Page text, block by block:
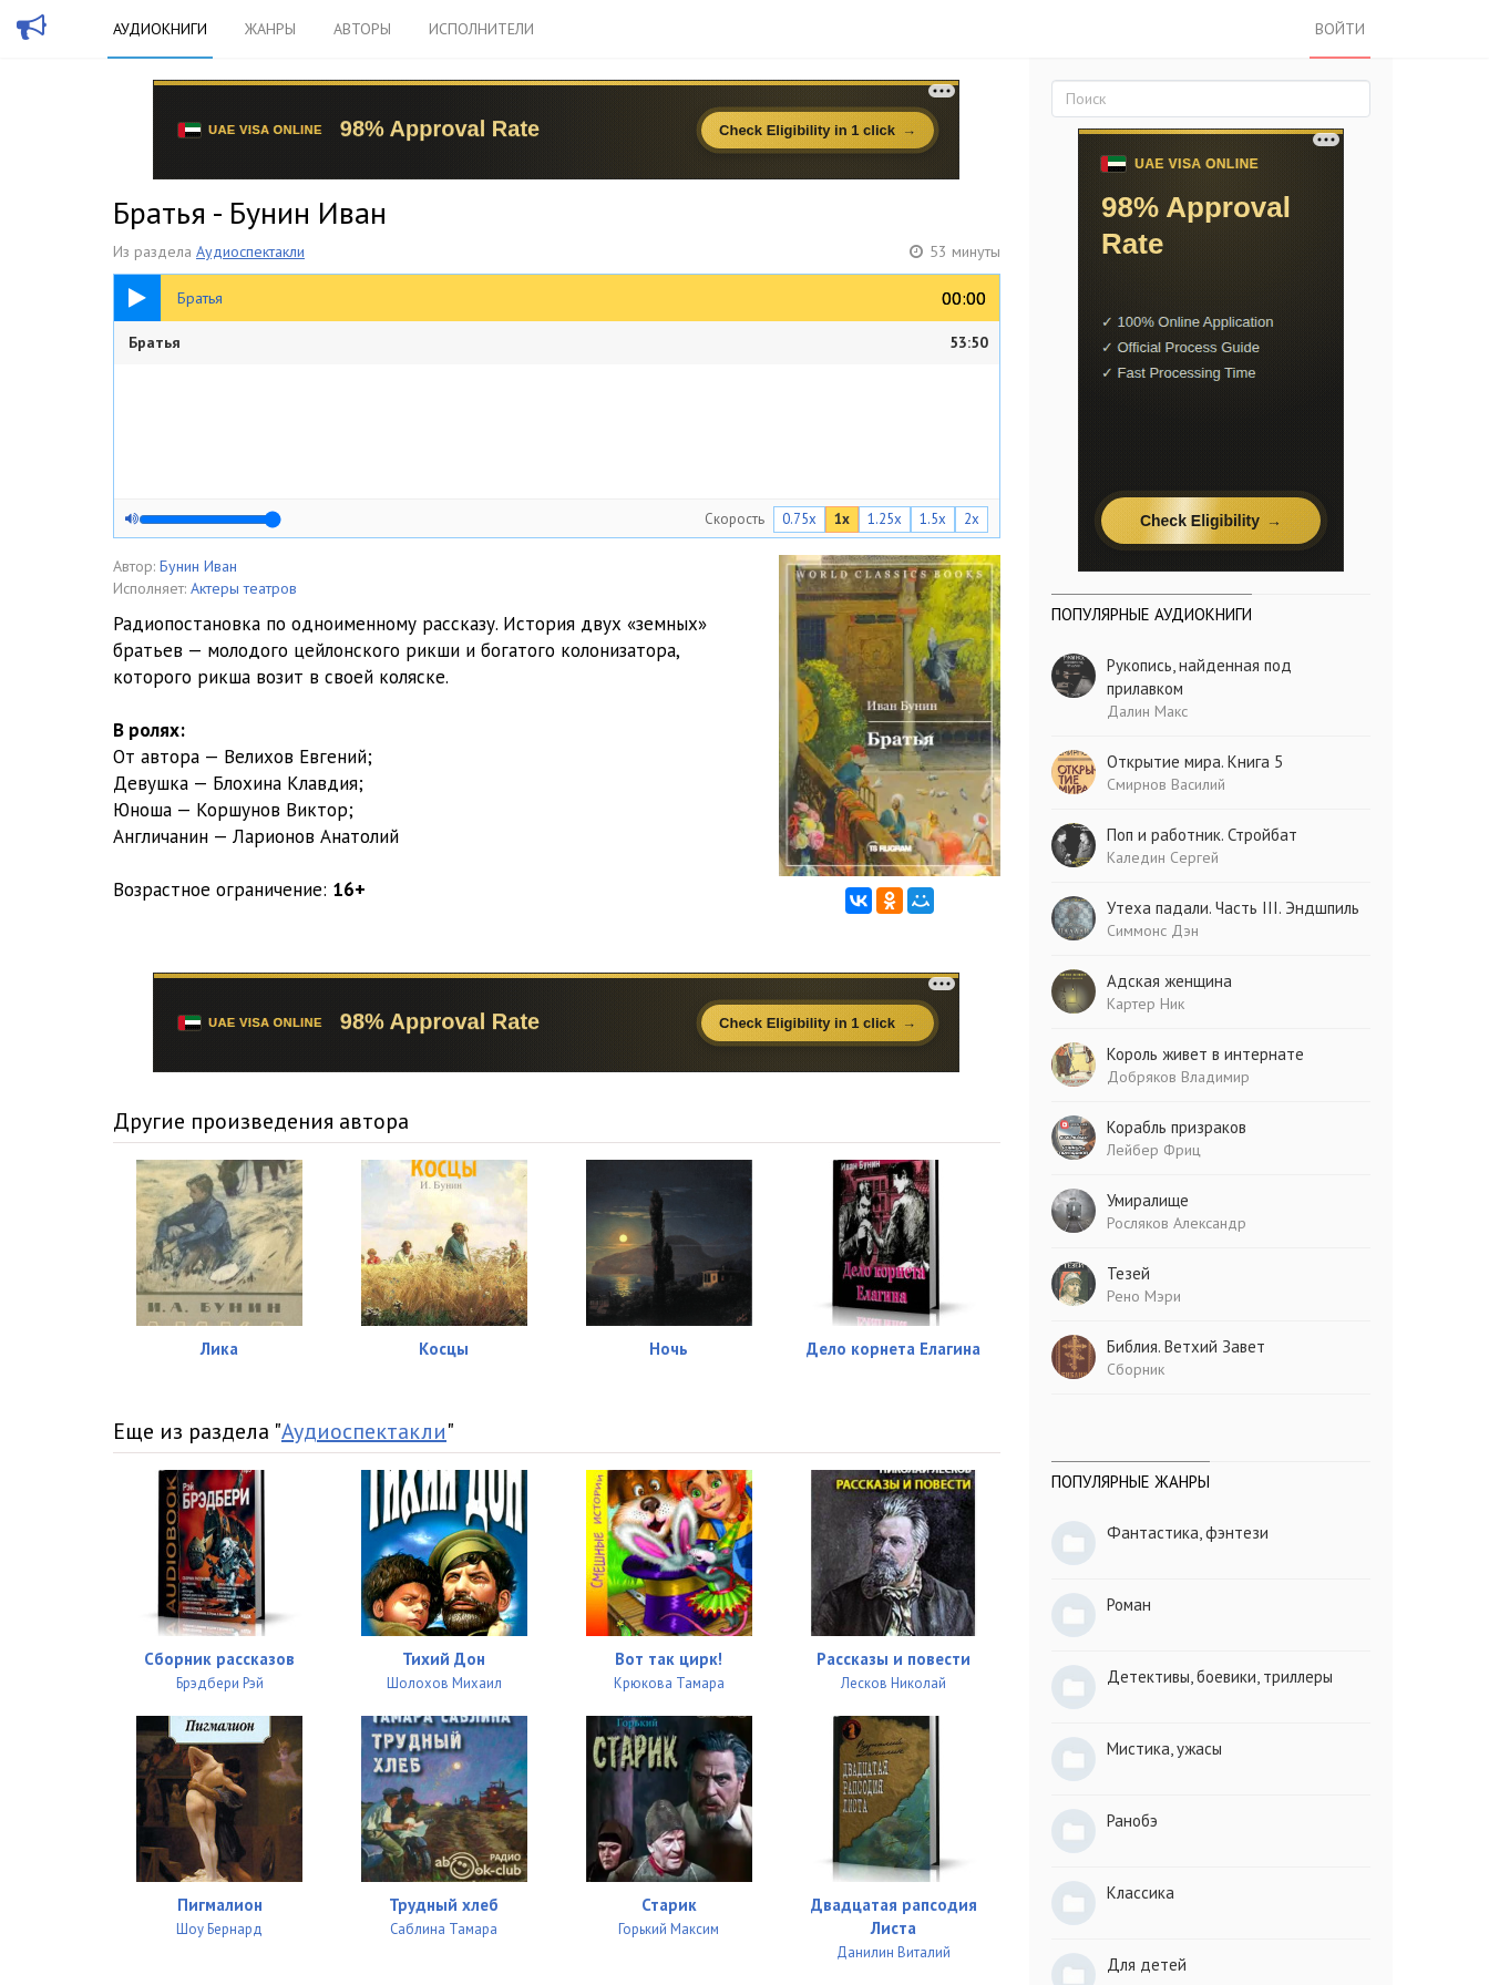
АУДИОКНИГИ ЖАНРЫ АВТОРЫ ИСПОЛНИТЕЛИ ВОЙТИ
Братья - Бунин Иван
Из раздела Аудиоспектакли 53 минуты
Братья 00:00
00:00
53:50
Братья 53:50
Скорость 0.75x 1x 1.25x 1.5x 2x
Автор: Бунин Иван
Исполняет: Актеры театров
Радиопостановка по одноименному рассказу. История двух «земных»
братьев — молодого цейлонского рикши и богатого колонизатора,
которого рикша возит в своей коляске.
В ролях:
От автора — Велихов Евгений;
Девушка — Блохина Клавдия;
Юноша — Коршунов Виктор;
Англичанин — Ларионов Анатолий
Возрастное ограничение: 16+
Другие произведения автора
Лика Косцы Ночь Дело корнета Елагина
Еще из раздела "Аудиоспектакли"
Сборник рассказов
Брэдбери Рэй
Тихий Дон
Шолохов Михаил
Вот так цирк!
Крюкова Тамара
Рассказы и повести
Лесков Николай
Пигмалион
Шоу Бернард
Трудный хлеб
Саблина Тамара
Старик
Горький Максим
Двадцатая рапсодия
Листа
Данилин Виталий
ПОПУЛЯРНЫЕ АУДИОКНИГИ
Рукопись, найденная под
прилавком
Далин Макс
Открытие мира. Книга 5
Смирнов Василий
Поп и работник. Стройбат
Каледин Сергей
Утеха падали. Часть III. Эндшпиль
Симмонс Дэн
Адская женщина
Картер Ник
Король живет в интернате
Добряков Владимир
Корабль призраков
Лейбер Фриц
Умиралище
Росляков Александр
Тезей
Рено Мэри
Библия. Ветхий Завет
Сборник
ПОПУЛЯРНЫЕ ЖАНРЫ
Фантастика, фэнтези
Роман
Детективы, боевики, триллеры
Мистика, ужасы
Ранобэ
Классика
Для детей